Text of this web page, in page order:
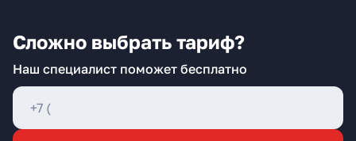
Сложно выбрать тариф?
Наш специалист поможет бесплатно